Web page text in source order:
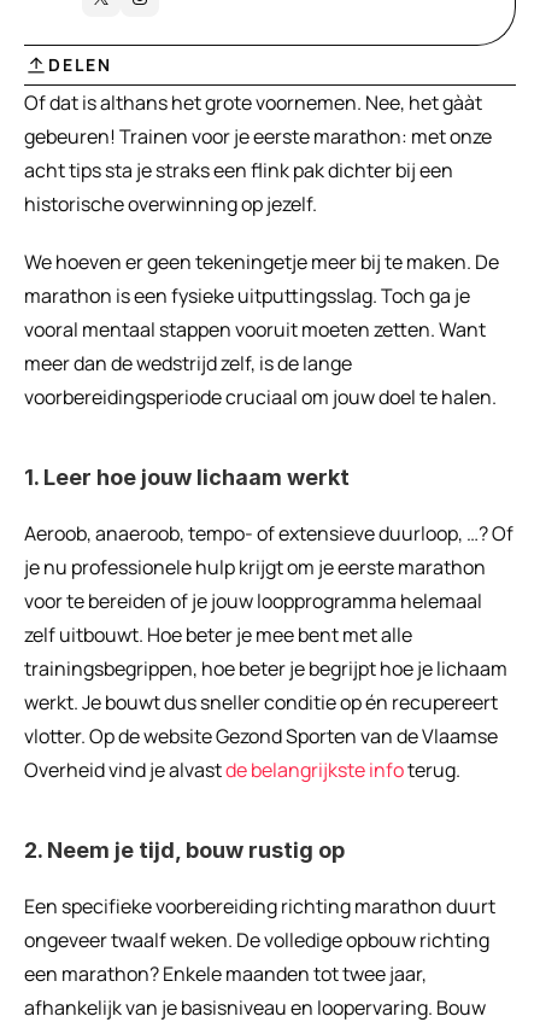
DELEN
Of dat is althans het grote voornemen. Nee, het gààt
gebeuren! Trainen voor je eerste marathon: met onze
acht tips sta je straks een flink pak dichter bij een
historische overwinning op jezelf.
We hoeven er geen tekeningetje meer bij te maken. De
marathon is een fysieke uitputtingsslag. Toch ga je
vooral mentaal stappen vooruit moeten zetten. Want
meer dan de wedstrijd zelf, is de lange
voorbereidingsperiode cruciaal om jouw doel te halen.
1. Leer hoe jouw lichaam werkt
Aeroob, anaeroob, tempo- of extensieve duurloop, …? Of
je nu professionele hulp krijgt om je eerste marathon
voor te bereiden of je jouw loopprogramma helemaal
zelf uitbouwt. Hoe beter je mee bent met alle
trainingsbegrippen, hoe beter je begrijpt hoe je lichaam
werkt. Je bouwt dus sneller conditie op én recupereert
vlotter. Op de website Gezond Sporten van de Vlaamse
Overheid vind je alvast de belangrijkste info terug.
2. Neem je tijd, bouw rustig op
Een specifieke voorbereiding richting marathon duurt
ongeveer twaalf weken. De volledige opbouw richting
een marathon? Enkele maanden tot twee jaar,
afhankelijk van je basisniveau en loopervaring. Bouw